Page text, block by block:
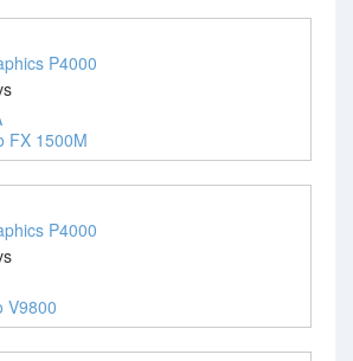
P4000
FX 1500M
P4000
V9800